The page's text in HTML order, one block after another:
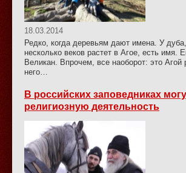
18.03.2014
Редко, когда деревьям дают имена. У
несколько веков растет в Агое, есть имя.
Великан. Впрочем, все наоборот: это Агой
него…
В российских заповедниках
религиозную деятельность